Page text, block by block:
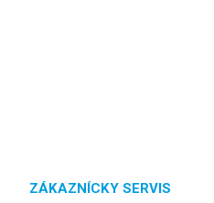
ZÁKAZNÍCKY SERVIS